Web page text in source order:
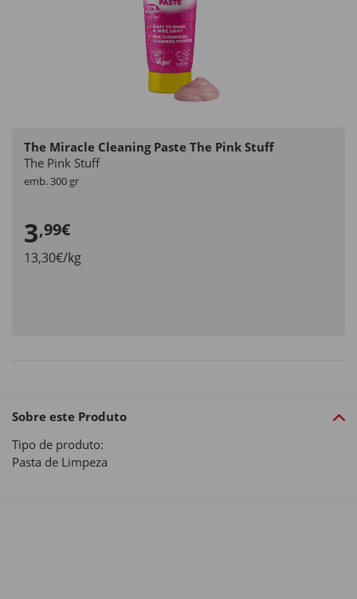
The Miracle Cleaning Paste The Pink Stuff
The Pink Stuff
emb. 300 gr
3,99€
13,30€/kg
Sobre este Produto
Tipo de produto:
Pasta de Limpeza